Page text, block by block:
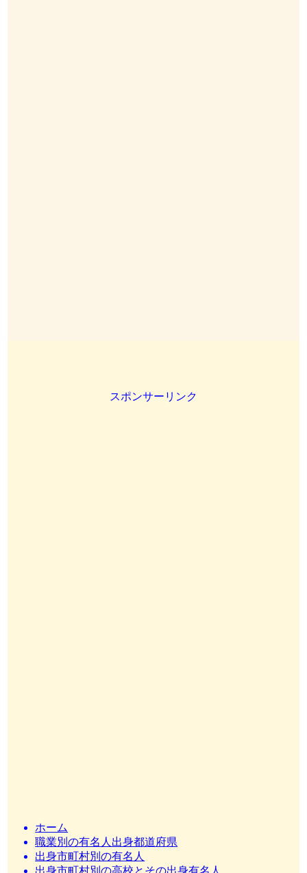
スポンサーリンク
ホーム
職業別の有名人出身都道府県
出身市町村別の有名人
出身市町村別の高校とその出身有名人